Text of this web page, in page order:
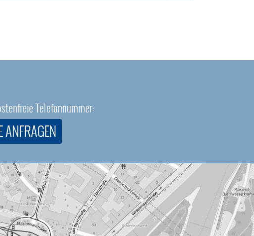
Telefonnummer:
ANFRAGEN